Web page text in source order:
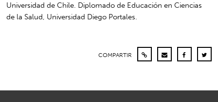
Universidad de Chile. Diplomado de Educación en Ciencias
de la Salud, Universidad Diego Portales.
COMPARTIR